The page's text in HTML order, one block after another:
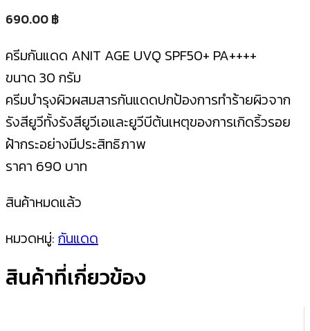
690.00฿
ครีมกันแดด ANIT AGE UVQ SPF50+ PA++++
ขนาด 30 กรัม
ครีมบำรุงผิวผสมสารกันแดดปกป้องการทำร้ายผิวจาก
รังสียูวีทั้งรังสียูวีเอและยูวีบีต้นเหตุของการเกิดริ้วรอย
ฝ้ากระอย่างมีประสิทธิภาพ
ราคา 690 บาท
สินค้าหมดแล้ว
หมวดหมู่: กันแดด
สินค้าที่เกี่ยวข้อง